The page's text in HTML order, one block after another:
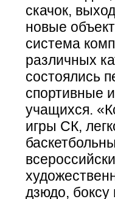
скачок,
новые
система
различных
состоялись
спортивные
учащихся.
игры СК,
дзюдо, боксу